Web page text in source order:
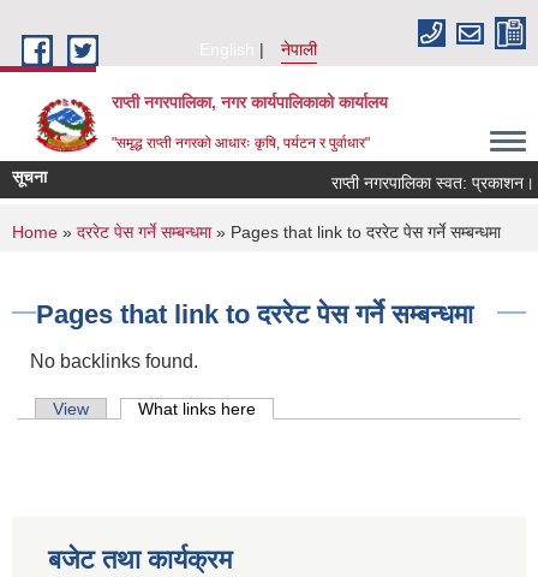
English
नेपाली
राप्ती नगरपालिका, नगर कार्यपालिकाको कार्यालय
"समृद्ध राप्ती नगरको आधारः कृषि, पर्यटन र पुर्वाधार"
सूचना राप्ती नगरपालिका स्वत: प्रकाशन।
You are here
Home » दररेट पेस गर्ने सम्बन्धमा» Pages that link to दररेट पेस गर्ने सम्बन्धमा
Pages that link to दररेट पेस गर्ने सम्बन्धमा
No backlinks found.
Primary tabs
View What links here
बजेट तथा कार्यक्रम